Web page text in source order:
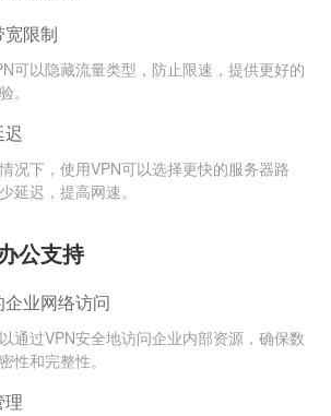
限制
可以隐藏流量类型，防止限速，提供更好的
。
况下，使用VPN可以选择更快的服务器路
延迟，提高网速。
公支持
业网络访问
通过VPN安全地访问企业内部资源，确保数
性和完整性。
理